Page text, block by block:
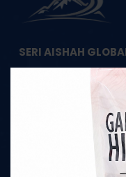
SERI AISHAH
HQ Pembekal
22, Jalan Apollo U5/191,
Bandar Pinggiran
40150 Shah Alam,